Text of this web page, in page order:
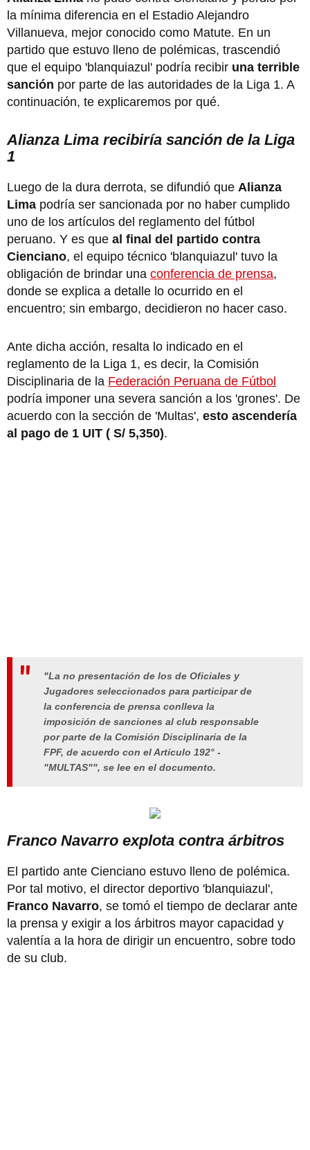
la mínima diferencia en el Estadio Alejandro
Villanueva, mejor conocido como Matute. En un
partido que estuvo lleno de polémicas, trascendió
que el equipo 'blanquiazul' podría recibir una terrible
sanción por parte de las autoridades de la Liga 1. A
continuación, te explicaremos por qué.
Alianza Lima recibiría sanción de la Liga
1
Luego de la dura derrota, se difundió que Alianza
Lima podría ser sancionada por no haber cumplido
uno de los artículos del reglamento del fútbol
peruano. Y es que al final del partido contra
Cienciano, el equipo técnico 'blanquiazul' tuvo la
obligación de brindar una conferencia de prensa,
donde se explica a detalle lo ocurrido en el
encuentro; sin embargo, decidieron no hacer caso.
Ante dicha acción, resalta lo indicado en el
reglamento de la Liga 1, es decir, la Comisión
Disciplinaria de la Federación Peruana de Fútbol
podría imponer una severa sanción a los 'grones'. De
acuerdo con la sección de 'Multas', esto ascendería
al pago de 1 UIT ( S/ 5,350).
"La no presentación de los de Oficiales y
Jugadores seleccionados para participar de
la conferencia de prensa conlleva la
imposición de sanciones al club responsable
por parte de la Comisión Disciplinaria de la
FPF, de acuerdo con el Artículo 192° -
"MULTAS"", se lee en el documento.
Franco Navarro explota contra árbitros
El partido ante Cienciano estuvo lleno de polémica.
Por tal motivo, el director deportivo 'blanquiazul',
Franco Navarro, se tomó el tiempo de declarar ante
la prensa y exigir a los árbitros mayor capacidad y
valentía a la hora de dirigir un encuentro, sobre todo
de su club.